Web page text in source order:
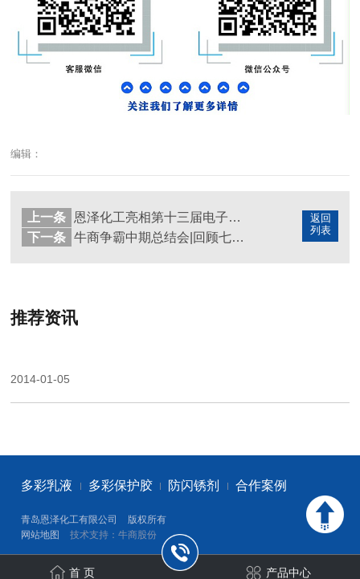
编辑：
返回
列表
上一条
恩泽化工亮相第十三届电子商务全国十大牛商青岛赛区路演
下一条
牛商争霸中期总结会|回顾七月，展望八月，青岛恩泽化工砥砺前行
推荐资讯
2014-01-05
多彩乳液 多彩保护胶 防闪锈剂 合作案例
青岛恩泽化工有限公司
版权所有
网站地图
技术支持：牛商股份
首 页 产品中心